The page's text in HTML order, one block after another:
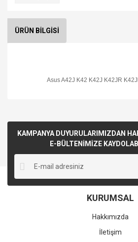
ÜRÜN BİLGİSİ
Asus A42J K42 K42J K42JR K42JP
KAMPANYA DUYURULARIMIZDAN
E-BÜLTENİMİZE
KURUMSAL
Hakkımızda
İletişim